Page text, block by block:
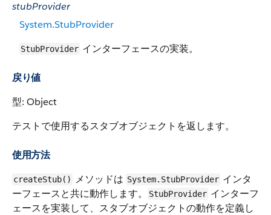
stubProvider
System.StubProvider
StubProvider インターフェースの実装。
戻り値
型: Object
テストで使用するスタブオブジェクトを返します。
使用方法
createStub() メソッドは System.StubProvider インタ
ーフェースと共に動作します。
StubProvider インターフ
ェースを実装して、スタブオブジェクトの動作を定義し